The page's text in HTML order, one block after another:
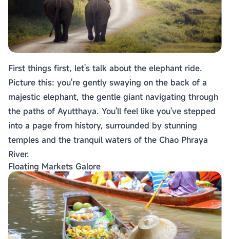
First things first, let's talk about the elephant ride.
Picture this: you're gently swaying on the back of a
majestic elephant, the gentle giant navigating through
the paths of Ayutthaya. You'll feel like you've stepped
into a page from history, surrounded by stunning
temples and the tranquil waters of the Chao Phraya
River.
Floating Markets Galore